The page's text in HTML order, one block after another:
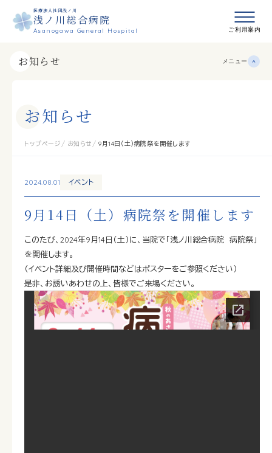
メニュ
ご利用案内
医療法人社団浅ノ川
浅ノ川総合病院
Asanogawa General Hospital
お知らせ メニュー
お知 らせ
トップページ お知らせ 9月14日（土）病院祭を開催します
2024.08.01 イベント
9月14日（土）病院祭を開催します
このたび、2024年9月14日（土）に、当院で「浅ノ川総合病院 病院祭」
を開催します。
（イベント詳細及び開催時間などはポスターをご参照ください）
是非、お誘いあわせの上、皆様でご来場ください。